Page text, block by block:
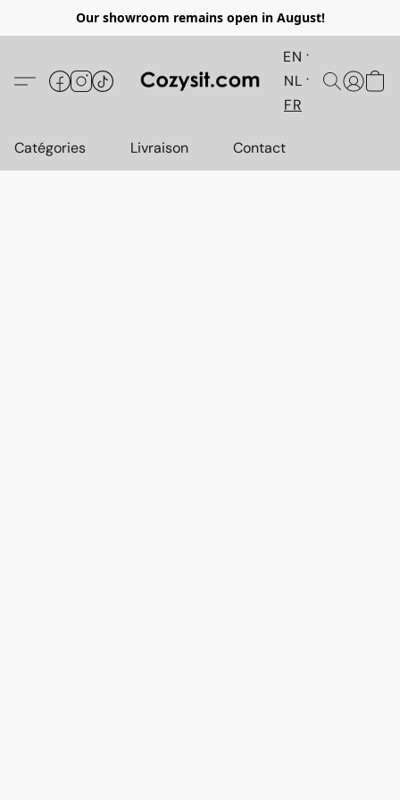
Our showroom remains open in August!
EN
NL
FR
Catégories Livraison Contact